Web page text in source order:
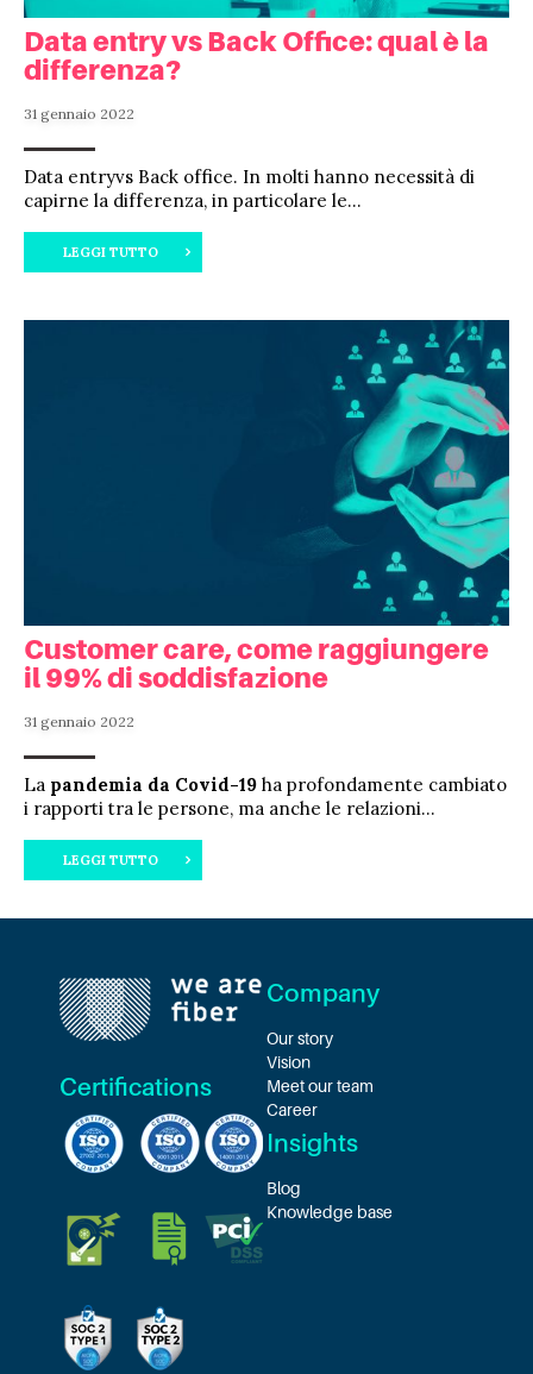
Data entry vs Back Office: qual è la
differenza?
31 gennaio 2022
Data entryvs Back office. In molti hanno necessità di
capirne la differenza, in particolare le...
LEGGI TUTTO
Customer care, come raggiungere
il 99% di soddisfazione
31 gennaio 2022
La pandemia da Covid-19 ha profondamente cambiato
i rapporti tra le persone, ma anche le relazioni...
LEGGI TUTTO
Certifications
Company
Our story
Vision
Meet our team
Career
Insights
Blog
Knowledge base